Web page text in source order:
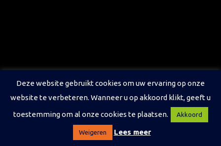
Deze website gebruikt cookies om uw ervaring op onze
website te verbeteren. Wanneer u op akkoord klikt, geeft u
toestemming om al onze cookies te plaatsen.
Akkoord
Weigeren Lees meer